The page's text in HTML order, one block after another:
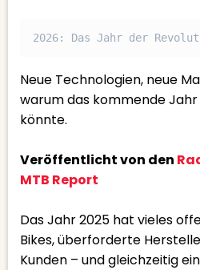
2026: Das Jahr der
Neue Technologien, neue
warum das kommende
könnte.
Veröffentlicht von den
MTB Report
Das Jahr 2025 hat vieles
Bikes, überforderte
Kunden – und gleichzeitig